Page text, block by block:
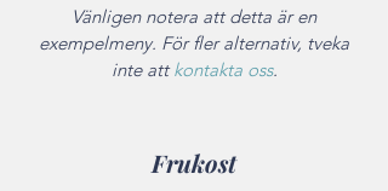
Vänligen notera att detta är en
exempelmeny. För fler alternativ, tveka
inte attkontakta oss.
Frukost